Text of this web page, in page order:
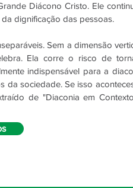
Diácono Cristo. Ele
dignificação das pessoas.
Sem a dimensão
Ela corre o risco de
indispensável para a
sociedade. Se isso
de "Diaconia em